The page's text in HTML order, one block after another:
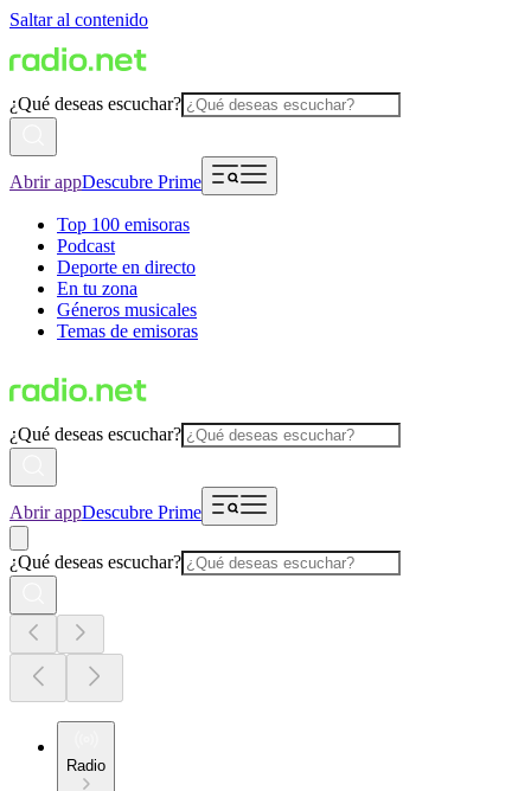
Saltar al contenido
¿Qué deseas escuchar?
Abrir appDescubre Prime
Top 100 emisoras
Podcast
Deporte en directo
En tu zona
Géneros musicales
Temas de emisoras
¿Qué deseas escuchar?
Abrir appDescubre Prime
¿Qué deseas escuchar?
Radio